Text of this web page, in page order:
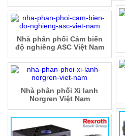
Nhà phân phối Cảm biến
độ nghiêng ASC Việt Nam
Nhà phân phối Xi lanh
Norgren Việt Nam